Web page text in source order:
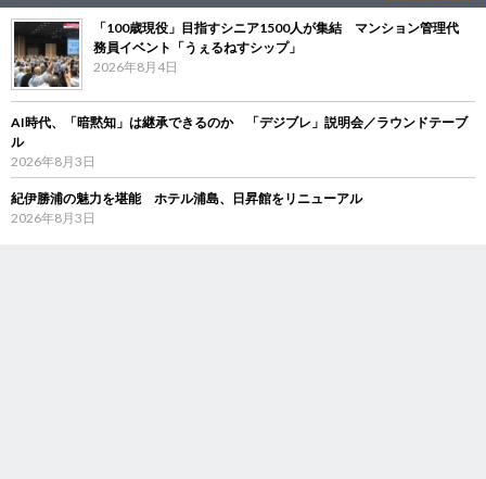
「100歳現役」目指すシニア1500人が集結 マンション管理代
務員イベント「うぇるねすシップ」
2026年8月4日
AI時代、「暗黙知」は継承できるのか 「デジブレ」説明会／ラウンドテーブ
ル
2026年8月3日
紀伊勝浦の魅力を堪能 ホテル浦島、日昇館をリニューアル
2026年8月3日